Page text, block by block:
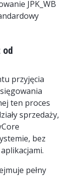
JPK_WB
od
przyjęcia
ten proces
sprzedaży,
bez
pełny